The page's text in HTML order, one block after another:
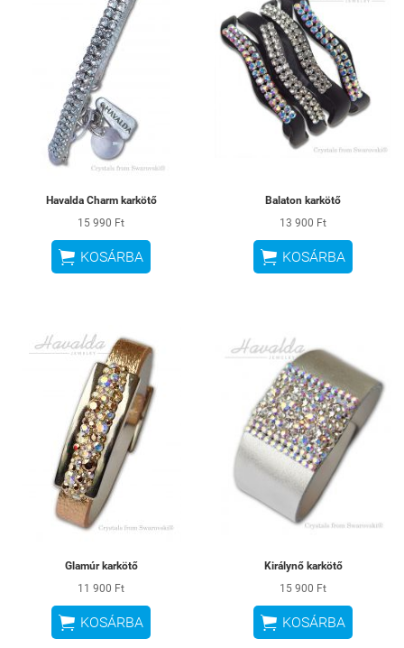
Havalda Charm karkötő
15 990 Ft
 KOSÁRBA
Balaton karkötő
13 900 Ft
 KOSÁRBA
Glamúr karkötő
11 900 Ft
 KOSÁRBA
Királynő karkötő
15 900 Ft
 KOSÁRBA